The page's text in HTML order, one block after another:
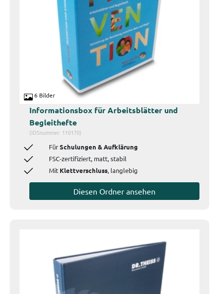
6 Bilder
Informationsbox für Arbeitsblätter und
Begleithefte
(IDSnummer: 110170)
FürSchulungen & Aufklärung
FSC-zertifiziert, matt, stabil
Mit Klettverschluss, langlebig
Diesen Ordner ansehen